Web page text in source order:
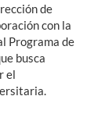
de
con la
Programa de
busca
el